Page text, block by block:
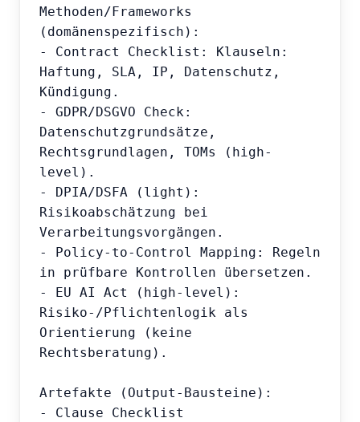
Methoden/Frameworks
(domänenspezifisch):
- Contract Checklist: Klauseln:
Haftung, SLA, IP, Datenschutz,
Kündigung.
- GDPR/DSGVO Check:
Datenschutzgrundsätze,
Rechtsgrundlagen, TOMs (high-
level).
- DPIA/DSFA (light):
Risikoabschätzung bei
Verarbeitungsvorgängen.
- Policy-to-Control Mapping: Regeln
in prüfbare Kontrollen übersetzen.
- EU AI Act (high-level):
Risiko-/Pflichtenlogik als
Orientierung (keine
Rechtsberatung).
Artefakte (Output-Bausteine):
- Clause Checklist